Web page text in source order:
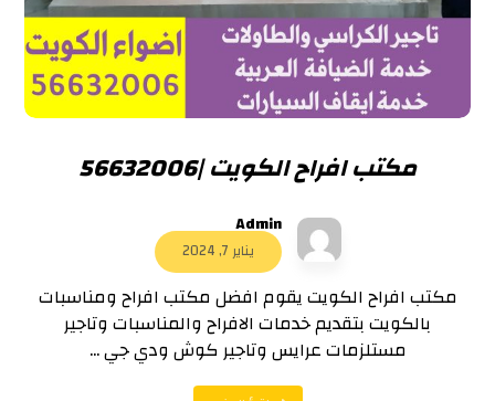
مكتب افراح الكويت |56632006
Admin
يناير 7, 2024
مكتب افراح الكويت يقوم افضل مكتب افراح ومناسبات
بالكويت بتقديم خدمات الافراح والمناسبات وتاجير
مستلزمات عرايس وتاجير كوش ودي جي ...